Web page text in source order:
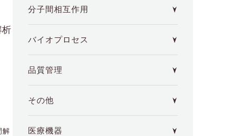
解
分子間相互作用
バイオプロセス
品質管理
その他
医療機器